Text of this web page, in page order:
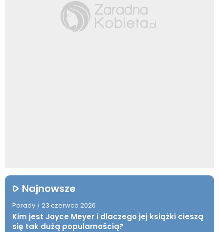
Najnowsze
Porady / 23 czerwca 2026
Kim jest Joyce Meyer i dlaczego jej książki cieszą
się tak dużą popularnością?